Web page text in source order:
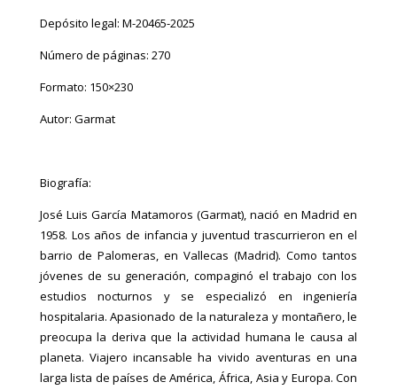
Depósito legal: M-20465-2025
Número de páginas: 270
Formato: 150×230
Autor: Garmat
Biografía:
José Luis García Matamoros (Garmat), nació en Madrid en
1958. Los años de infancia y juventud trascurrieron en el
barrio de Palomeras, en Vallecas (Madrid). Como tantos
jóvenes de su generación, compaginó el trabajo con los
estudios nocturnos y se especializó en ingeniería
hospitalaria. Apasionado de la naturaleza y montañero, le
preocupa la deriva que la actividad humana le causa al
planeta. Viajero incansable ha vivido aventuras en una
larga lista de países de América, África, Asia y Europa. Con